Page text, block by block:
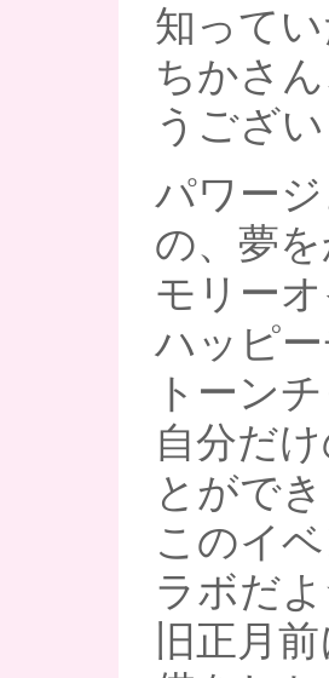
知って
ちかさ
うござ
パワー
の、夢
モリー
ハッピ
トーン
自分だ
とがで
このイ
ラボだ
旧正月